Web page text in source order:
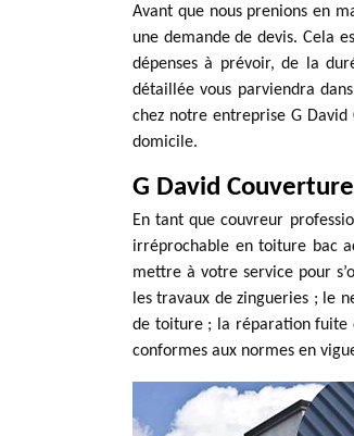
Avant que nous prenions en
une demande de devis. Cela
dépenses à prévoir, de la
détaillée vous parviendra
chez notre entreprise G
domicile.
G David
En tant que couvreur
irréprochable en toiture bac
mettre à votre service pour
les travaux de zingueries ; le
de toiture ; la réparation fuite
conformes aux normes en